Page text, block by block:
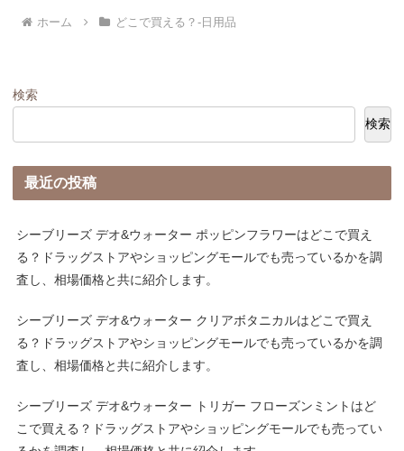
ホーム どこで買える？-日用品
検索
検索
最近の投稿
シーブリーズ デオ&ウォーター ポッピンフラワーはどこで買え
る？ドラッグストアやショッピングモールでも売っているかを調
査し、相場価格と共に紹介します。
シーブリーズ デオ&ウォーター クリアボタニカルはどこで買え
る？ドラッグストアやショッピングモールでも売っているかを調
査し、相場価格と共に紹介します。
シーブリーズ デオ&ウォーター トリガー フローズンミントはど
こで買える？ドラッグストアやショッピングモールでも売ってい